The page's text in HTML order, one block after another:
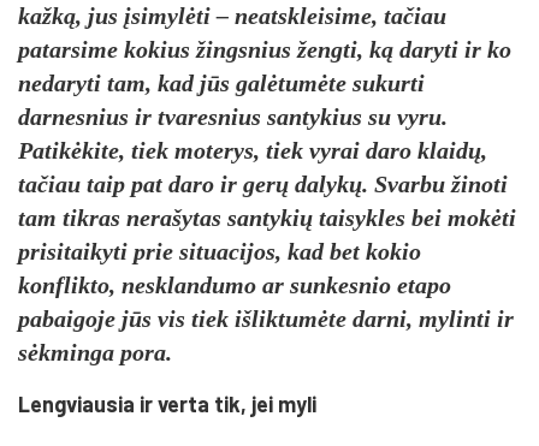
kažką, jus įsimylėti – neatskleisime, tačiau
patarsime kokius žingsnius žengti, ką daryti ir ko
nedaryti tam, kad jūs galėtumėte sukurti
darnesnius ir tvaresnius santykius su vyru.
Patikėkite, tiek moterys, tiek vyrai daro klaidų,
tačiau taip pat daro ir gerų dalykų. Svarbu žinoti
tam tikras nerašytas santykių taisykles bei mokėti
prisitaikyti prie situacijos, kad bet kokio
konflikto, nesklandumo ar sunkesnio etapo
pabaigoje jūs vis tiek išliktumėte darni, mylinti ir
sėkminga pora.
Lengviausia ir verta tik, jei myli